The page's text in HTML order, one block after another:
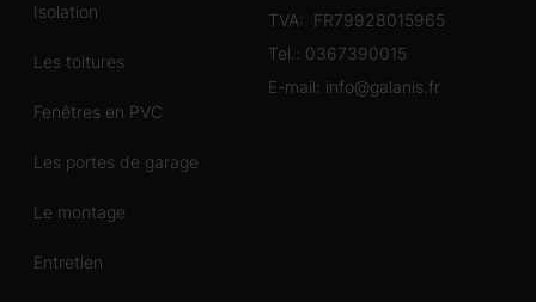
Isolation
Les toitures
Fenêtres en PVC
Les portes de garage
Le montage
Entretien
TVA: FR79928015965
Tel.: 0367390015
E-mail: info@galanis.fr